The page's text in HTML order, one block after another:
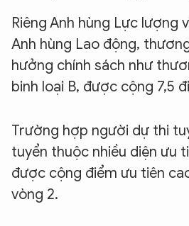
Riêng Anh hùng Lực lượng
Anh hùng Lao động,
hưởng chính sách như
binh loại B, được cộng 7,5
Trường hợp người dự thi
tuyển thuộc nhiều diện ưu
được cộng điểm ưu tiên
vòng 2.